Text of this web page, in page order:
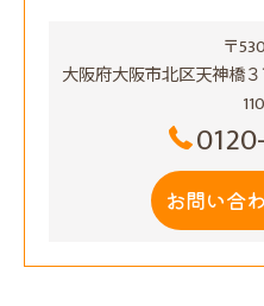
〒
大阪府大阪市北区天神橋
お問い合